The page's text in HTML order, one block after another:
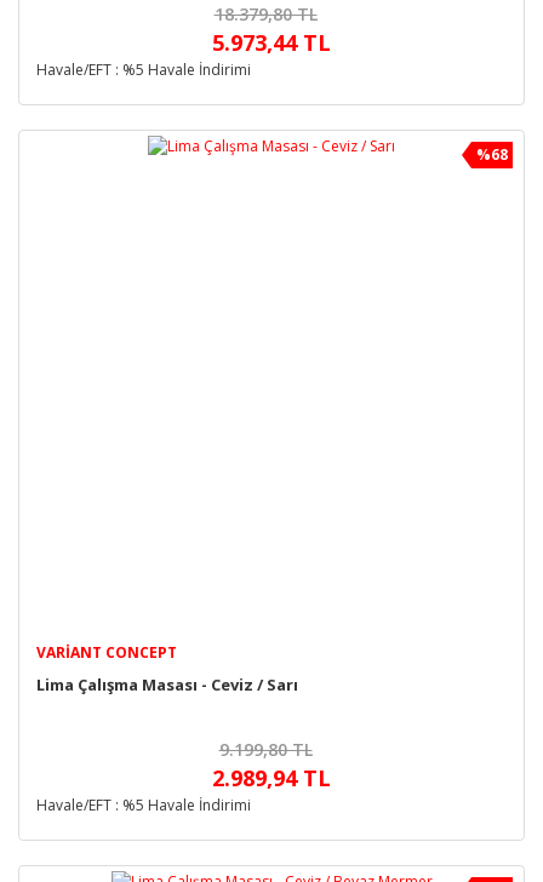
18.379,80 TL
5.973,44 TL
Havale/EFT : %5 Havale İndirimi
%68
VARIANT CONCEPT
Lima Çalışma Masası - Ceviz / Sarı
9.199,80 TL
2.989,94 TL
Havale/EFT : %5 Havale İndirimi